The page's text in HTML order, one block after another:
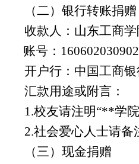
（二）银行转账捐赠
收款人：山东工商
账号：
开户行： 中国工商
汇款用途或附言：
1.校友请注明“**学
2.社会爱心人士请备
（三）现金捐赠